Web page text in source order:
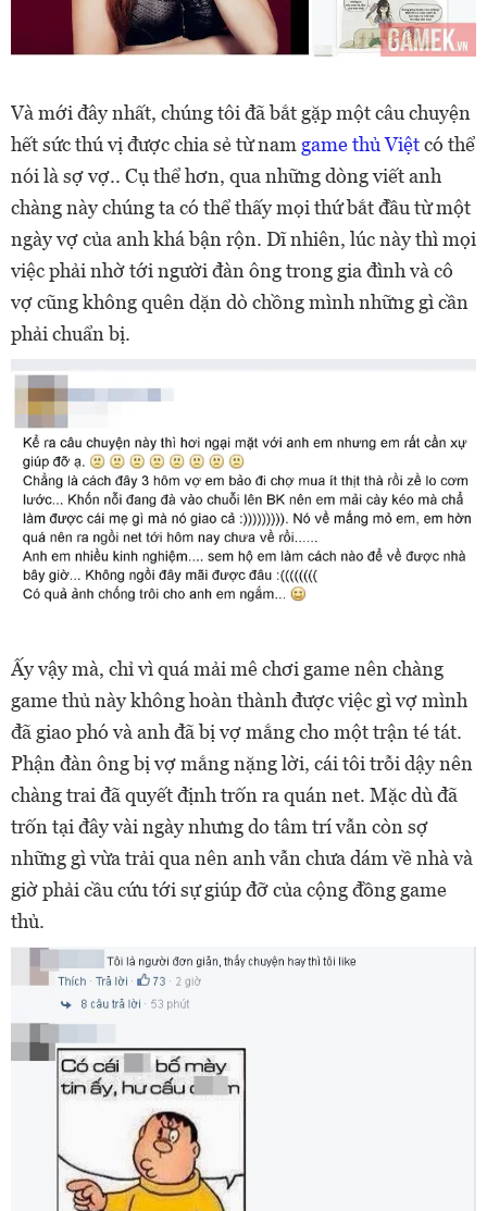
Và mới đây nhất, chúng tôi đã bắt gặp một câu chuyện
hết sức thú vị được chia sẻ từ nam game thủ Việtcó thể
nói là sợ vợ.. Cụ thể hơn, qua những dòng viết anh
chàng này chúng ta có thể thấy mọi thứ bắt đầu từ một
ngày vợ của anh khá bận rộn. Dĩ nhiên, lúc này thì mọi
việc phải nhờ tới người đàn ông trong gia đình và cô
vợ cũng không quên dặn dò chồng mình những gì cần
phải chuẩn bị.
Ấy vậy mà, chỉ vì quá mải mê chơi game nên chàng
game thủ này không hoàn thành được việc gì vợ mình
đã giao phó và anh đã bị vợ mắng cho một trận té tát.
Phận đàn ông bị vợ mắng nặng lời, cái tôi trỗi dậy nên
chàng trai đã quyết định trốn ra quán net. Mặc dù đã
trốn tại đây vài ngày nhưng do tâm trí vẫn còn sợ
những gì vừa trải qua nên anh vẫn chưa dám về nhà và
giờ phải cầu cứu tới sự giúp đỡ của cộng đồng game
thủ.